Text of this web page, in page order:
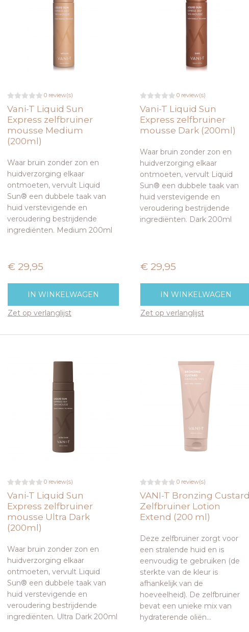
0 review(s)
Vani-T Liquid Sun
Express zelfbruiner
mousse Medium
(200ml)
Waar bruin zonder zon en
huidverzorging elkaar
ontmoeten, vervult Liquid
Sun® een dubbele taak van
huid verstevigende en
veroudering bestrijdende
ingrediënten. Medium 200ml
€ 29,95
IN WINKELWAGEN
Zet op verlanglijst
0 review(s)
Vani-T Liquid Sun
Express zelfbruiner
mousse Dark (200ml)
Waar bruin zonder zon en
huidverzorging elkaar
ontmoeten, vervult Liquid
Sun® een dubbele taak van
huid verstevigende en
veroudering bestrijdende
ingrediënten. Dark 200ml
€ 29,95
IN WINKELWAGEN
Zet op verlanglijst
0 review(s)
Vani-T Liquid Sun
Express zelfbruiner
mousse Ultra Dark
(200ml)
Waar bruin zonder zon en
huidverzorging elkaar
ontmoeten, vervult Liquid
Sun® een dubbele taak van
huid verstevigende en
veroudering bestrijdende
ingrediënten. Ultra Dark 200ml
0 review(s)
VANI-T Bronzing Custard
Zelfbruiner Lotion
Extend (200 ml)
Deze zelfbruiner zorgt voor
een stralende huid en is
eenvoudig te gebruiken (de
sterkte van de kleur is
afhankelijk van de
hoeveelheid). De zelfbruiner
bevat een unieke mix van
hydraterende oliën...